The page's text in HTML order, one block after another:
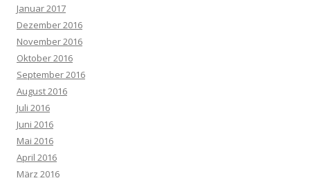
Januar 2017
Dezember 2016
November 2016
Oktober 2016
September 2016
August 2016
Juli 2016
Juni 2016
Mai 2016
April 2016
März 2016